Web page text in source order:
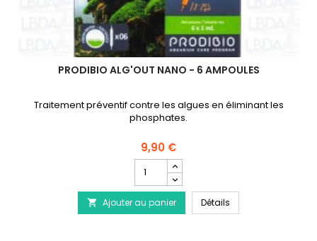
PRODIBIO ALG'OUT NANO - 6 AMPOULES
Traitement préventif contre les algues en éliminant les
phosphates.
9,90 €
quantité
du
produit
PRODIBIO
 Ajouter au panier Détails